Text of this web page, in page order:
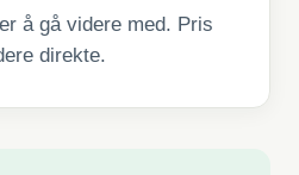
å gå videre med. Pris
direkte.